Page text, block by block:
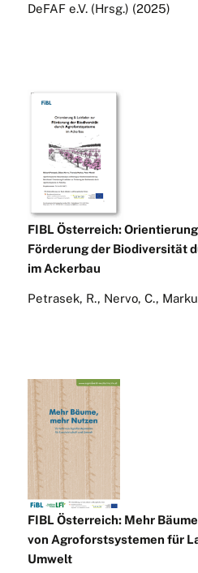
DeFAF e.V. (Hrsg.) (2025)
FIBL Österreich:
Förderung der Biodiversität
im Ackerbau
Petrasek, R., Nervo, C.,
FIBL Österreich: Mehr
von Agroforstsystemen für
Umwelt